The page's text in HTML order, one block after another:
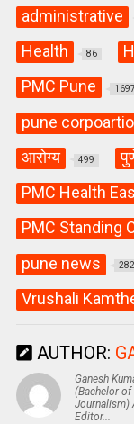
administrative
Health 86
PMC Pune 1697
pune
आरोग्य 499
PMC Health
PMC Standing
pune news
Vrushali
AUTHOR:
Ganesh
(Bachelor
Journalism)
Editor...